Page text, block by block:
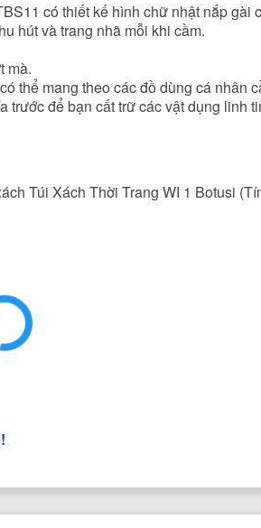
có thiết kế hình chữ nhật nắp gài
hút và trang nhã mỗi khi cầm.
mà.
thể mang theo các đồ dùng cá nhân
trước để bạn cất trữ các vật dụng linh
Túi Xách Thời Trang WI 1 Botusi